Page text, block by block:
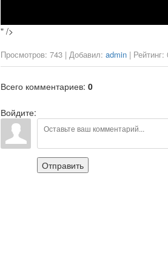
" />
Просмотров: 743 | Добавил: admin | Рейтинг:
Всего комментариев: 0
Войдите:
Отправить